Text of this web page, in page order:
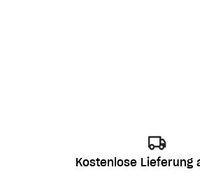
Kostenlose Lieferung